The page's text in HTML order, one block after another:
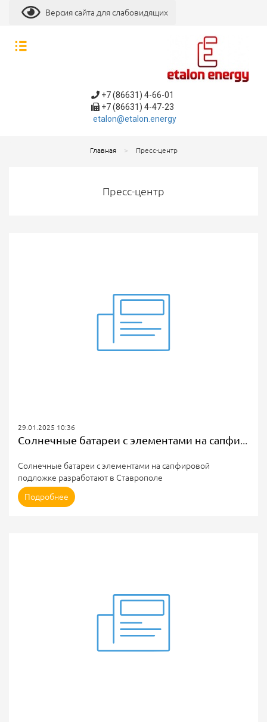
Версия сайта для слабовидящих
+7 (86631) 4-66-01
+7 (86631) 4-47-23
etalon@etalon.energy
Главная Пресс-центр
Пресс-центр
29.01.2025 10:36
Солнечные батареи с элементами на сапфировой подложке разработают в Ставрополе
Солнечные батареи с элементами на сапфировой
подложке разработают в Ставрополе
В Северо-Кавказском федеральном университете (СКФУ)
разработают солнечные батареи с элементами на
Подробнее